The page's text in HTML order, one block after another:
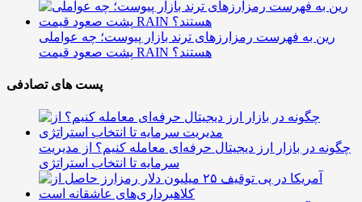
رین به فهرست رمزارزهای ترند بازار پیوست؛ چه عواملی
پشت صعود قیمت RAIN هستند؟
پست های تصادفی
چگونه در بازار ارز دیجیتال حرفه‌ای معامله کنیم؟ از مدیریت
سرمایه تا انتخاب استراتژی